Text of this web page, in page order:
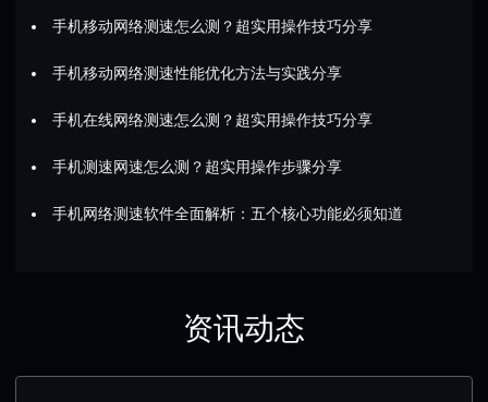
手机移动网络测速怎么测？超实用操作技巧分享
手机移动网络测速性能优化方法与实践分享
手机在线网络测速怎么测？超实用操作技巧分享
手机测速网速怎么测？超实用操作步骤分享
手机网络测速软件全面解析：五个核心功能必须知道
资讯动态